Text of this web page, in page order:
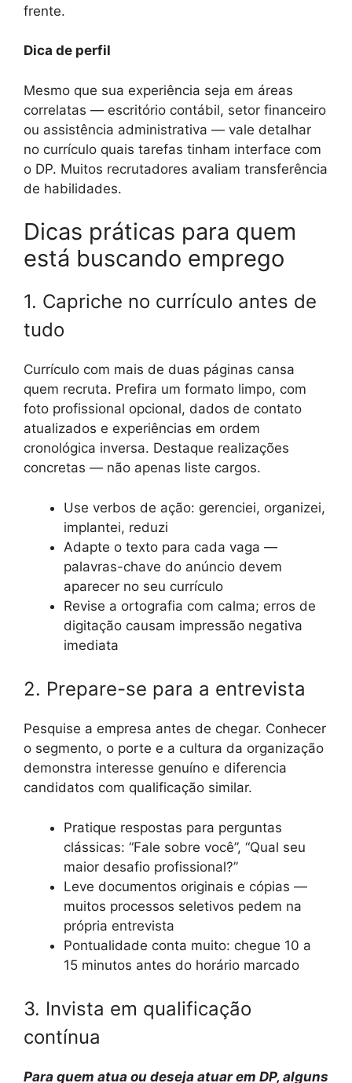
frente.
Dica de perfil
Mesmo que sua experiência seja em áreas
correlatas — escritório contábil, setor financeiro
ou assistência administrativa — vale detalhar
no currículo quais tarefas tinham interface com
o DP. Muitos recrutadores avaliam transferência
de habilidades.
Dicas práticas para quem
está buscando emprego
1. Capriche no currículo antes de
tudo
Currículo com mais de duas páginas cansa
quem recruta. Prefira um formato limpo, com
foto profissional opcional, dados de contato
atualizados e experiências em ordem
cronológica inversa. Destaque realizações
concretas — não apenas liste cargos.
Use verbos de ação: gerenciei, organizei,
implantei, reduzi
Adapte o texto para cada vaga —
palavras-chave do anúncio devem
aparecer no seu currículo
Revise a ortografia com calma; erros de
digitação causam impressão negativa
imediata
2. Prepare-se para a entrevista
Pesquise a empresa antes de chegar. Conhecer
o segmento, o porte e a cultura da organização
demonstra interesse genuíno e diferencia
candidatos com qualificação similar.
Pratique respostas para perguntas
clássicas: “Fale sobre você”, “Qual seu
maior desafio profissional?”
Leve documentos originais e cópias —
muitos processos seletivos pedem na
própria entrevista
Pontualidade conta muito: chegue 10 a
15 minutos antes do horário marcado
3. Invista em qualificação
contínua
Para quem atua ou deseja atuar em DP, alguns